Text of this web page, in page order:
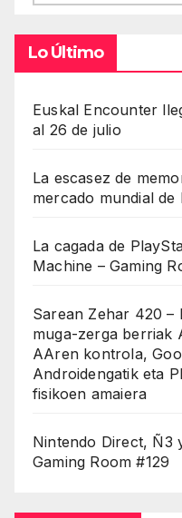
Lo Último
Euskal Encounter
al 26 de julio
La escasez de
mercado mundial de
La cagada de
Machine – Gaming
Sarean Zehar 420 –
muga-zerga berriak
AAren kontrola,
Androidengatik eta
fisikoen amaiera
Nintendo Direct, Ñ3
Gaming Room #129